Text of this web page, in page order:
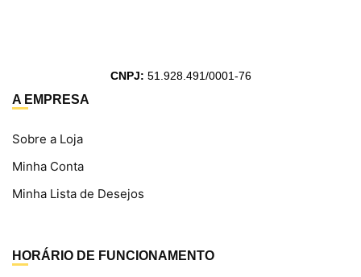
CNPJ: 51.928.491/0001-76
A EMPRESA
Sobre a Loja
Minha Conta
Minha Lista de Desejos
HORÁRIO DE FUNCIONAMENTO